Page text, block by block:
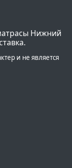
Нижний
и не является